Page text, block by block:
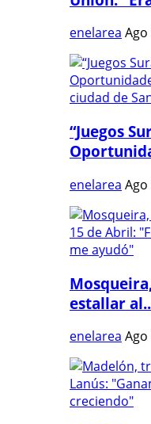
enelarea Ago
“Juegos
enelarea Ago
estallar
enelarea Ago